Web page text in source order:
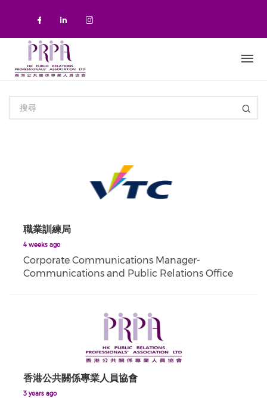
Check our social media on
Check our social media on
Check our social media on
職業訓練局
4 weeks ago
Corporate Communications Manager-
Communications and Public Relations Office
香港公共關係專業人員協會
3 years ago